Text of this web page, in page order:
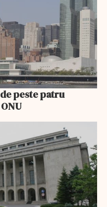
peste patru